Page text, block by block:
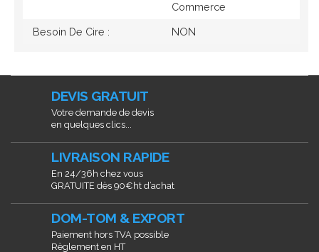
Commerce
Besoin De Cire : NON
DEVIS GRATUIT
Votre demande de devis
en quelques clics...
LIVRAISON RAPIDE
En 24/36h chez vous
GRATUITE dès 90€ht d’achat
DOM-TOM & EXPORT
Paiement hors TVA possible
Règlement en HT